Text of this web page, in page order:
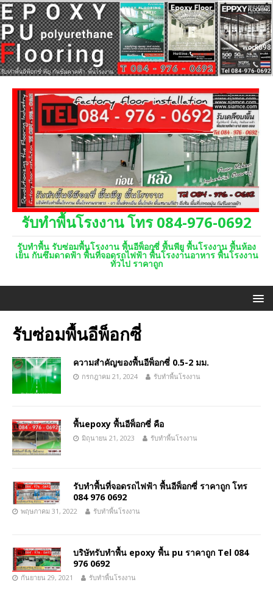
รับทำพื้นโรงงาน โทร 084-976-0692
รับทำพื้น รับซ่อมพื้นโรงงาน พื้นอีพ็อกซี่ พื้นพียู พื้นโรงงาน พื้นห้อง
เย็น กันซึมดาดฟ้า พื้นที่จอดรถไฟฟ้า พื้นโรงงานอาหาร พื้นโรงงาน
ทั่วไป ราคาถูก
รับซ่อมพื้นอีพ็อกซี่
ความสำคัญของพื้นอีพ็อกซี่ 0.5-2 มม.
กรกฎาคม 21, 2024 รับทำพื้นโรงงาน
พื้นepoxy พื้นอีพ็อกซี่ คือ
มิถุนายน 21, 2023 รับทำพื้นโรงงาน
รับทำพื้นที่จอดรถไฟฟ้า พื้นอีพ็อกซี่ ราคาถูก โทร
084 976 0692
พฤษภาคม 31, 2022 รับทำพื้นโรงงาน
บริษัทรับทำพื้น epoxy พื้น pu ราคาถูก Tel 084
976 0692
กันยายน 29, 2021 รับทำพื้นโรงงาน